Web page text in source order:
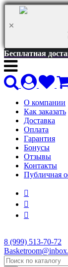
Бесплатная
О компании
Как заказать
Доставка
Оплата
Гарантия
Бонусы
Отзывы
Контакты
Публичная
8 (999) 513-70-72